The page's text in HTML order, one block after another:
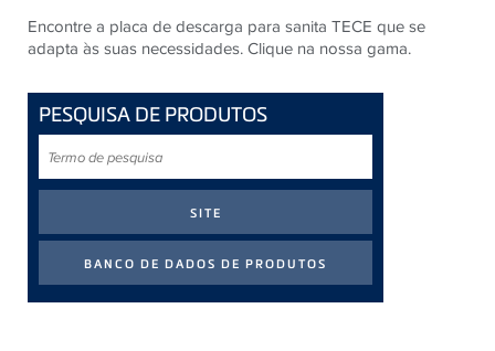
Encontre a placa de descarga para sanita TECE que se
adapta às suas necessidades. Clique na nossa gama.
PESQUISA DE PRODUTOS
de
pesquisa